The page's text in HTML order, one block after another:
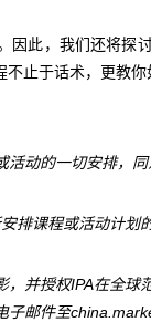
因此，我们还将探
止于话术，更教你
动的一切安排，
排课程或活动计划
并授权IPA在全球
子邮件至